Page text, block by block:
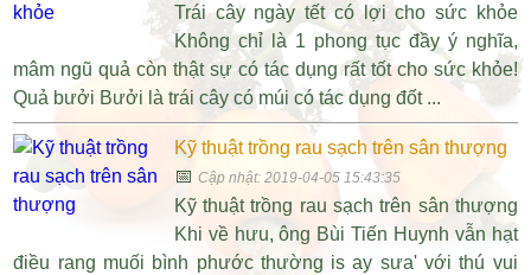
Trái cây ngày tết có lợi cho sức khỏe
Không chỉ là 1 phong tục đầy ý nghĩa,
mâm ngũ quả còn thật sự có tác dụng rất tốt cho sức khỏe!
Quả bưởi Bưởi là trái cây có múi có tác dụng đốt ...
Kỹ thuật trồng rau sạch trên sân thượng
📅 Cập nhật: 2019-04-05 15:43:35
Kỹ thuật trồng rau sạch trên sân thượng
Khi về hưu, ông Bùi Tiến Huynh vẫn hạt
điều rang muối bình phước thường is ay sưa' với thú vui